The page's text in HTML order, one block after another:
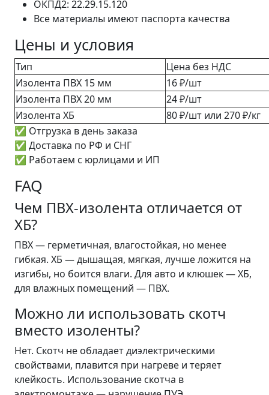
ОКПД2: 22.29.15.120
Все материалы имеют паспорта качества
Цены и условия
Тип
Цена без НДС
Изолента ПВХ 15 мм
16 ₽/шт
Изолента ПВХ 20 мм
24 ₽/шт
Изолента ХБ
80 ₽/шт или 270 ₽/кг
✅ Отгрузка в день заказа
✅ Доставка по РФ и СНГ
✅ Работаем с юрлицами и ИП
FAQ
Чем ПВХ-изолента отличается от
ХБ?
ПВХ — герметичная, влагостойкая, но менее
гибкая. ХБ — дышащая, мягкая, лучше ложится на
изгибы, но боится влаги. Для авто и клюшек — ХБ,
для влажных помещений — ПВХ.
Можно ли использовать скотч
вместо изоленты?
Нет. Скотч не обладает диэлектрическими
свойствами, плавится при нагреве и теряет
клейкость. Использование скотча в